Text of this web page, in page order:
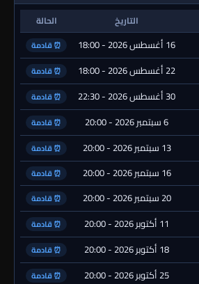
التاريخ
الحالة
16 أغسطس 2026 - 18:00 ⏰ قادمة
22 أغسطس 2026 - 18:00 ⏰ قادمة
30 أغسطس 2026 - 22:30 ⏰ قادمة
6 سبتمبر 2026 - 20:00 ⏰ قادمة
13 سبتمبر 2026 - 20:00 ⏰ قادمة
16 سبتمبر 2026 - 20:00 ⏰ قادمة
20 سبتمبر 2026 - 20:00 ⏰ قادمة
11 أكتوبر 2026 - 20:00 ⏰ قادمة
18 أكتوبر 2026 - 20:00 ⏰ قادمة
25 أكتوبر 2026 - 20:00 ⏰ قادمة